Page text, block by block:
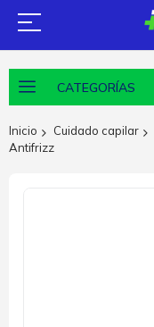
CATEGORÍAS
Inicio Cuidado capilar
Antifrizz